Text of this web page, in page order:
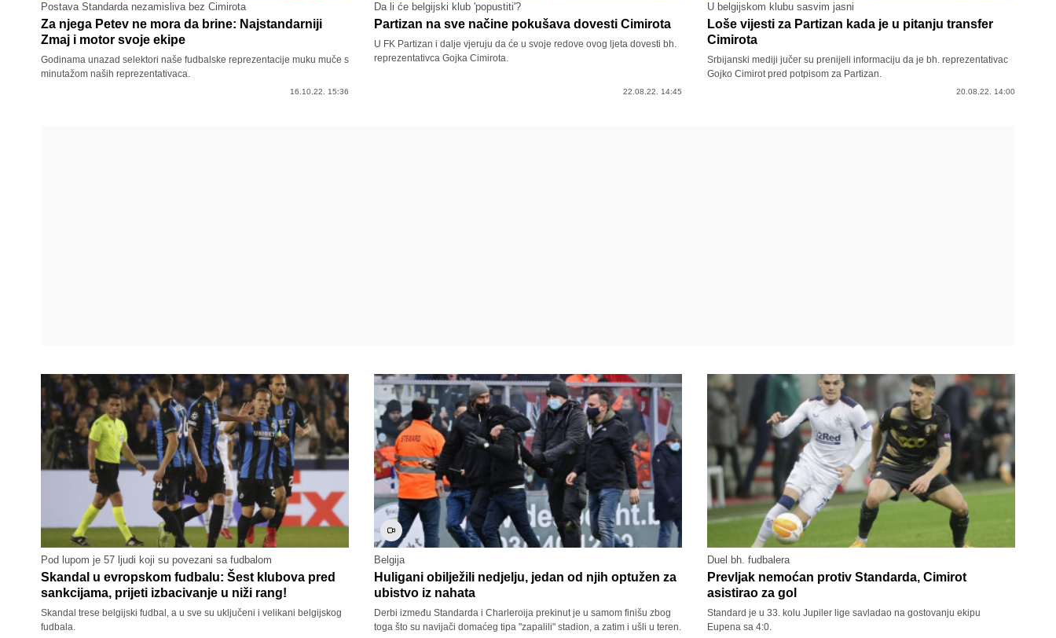
Postava Standarda nezamisliva bez Cimirota
Za njega Petev ne mora da brine: Najstandarniji
Zmaj i motor svoje ekipe
Godinama unazad selektori naše fudbalske reprezentacije muku muče s
minutažom naših reprezentativaca.
16.10.22. 15:36
Da li će belgijski klub 'popustiti'?
Partizan na sve načine pokušava dovesti Cimirota
U FK Partizan i dalje vjeruju da će u svoje redove ovog ljeta dovesti bh.
reprezentativca Gojka Cimirota.
22.08.22. 14:45
U belgijskom klubu sasvim jasni
Loše vijesti za Partizan kada je u pitanju transfer
Cimirota
Srbijanski mediji jučer su prenijeli informaciju da je bh. reprezentativac
Gojko Cimirot pred potpisom za Partizan.
20.08.22. 14:00
Pod lupom je 57 ljudi koji su povezani sa fudbalom
Skandal u evropskom fudbalu: Šest klubova pred
sankcijama, prijeti izbacivanje u niži rang!
Skandal trese belgijski fudbal, a u sve su uključeni i velikani belgijskog
fudbala.
Belgija
Huligani obilježili nedjelju, jedan od njih optužen za
ubistvo iz nahata
Derbi između Standarda i Charleroija prekinut je u samom finišu zbog
toga što su navijači domaćeg tipa "zapalili" stadion, a zatim i ušli u teren.
Duel bh. fudbalera
Prevljak nemoćan protiv Standarda, Cimirot
asistirao za gol
Standard je u 33. kolu Jupiler lige savladao na gostovanju ekipu
Eupena sa 4:0.